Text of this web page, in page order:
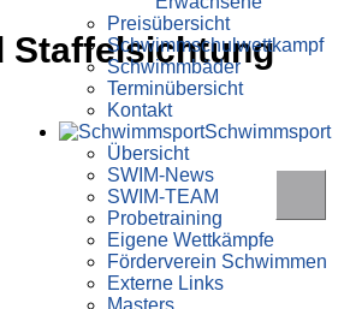
Preis­über­sicht
Schwimm­schul­wett­kampf
Schwimm­bäder
Terminübersicht
Kontakt
Schwimm­sport
Übersicht
SWIM-News
SWIM-TEAM
Probe­training
Eigene Wettkämpfe
Förderverein Schwimmen
Externe Links
Masters
Staffelsichtung